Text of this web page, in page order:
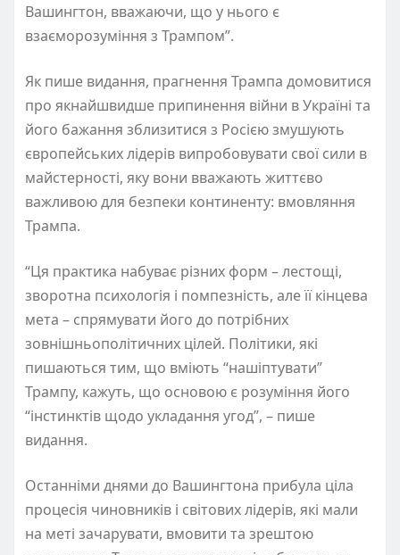
Вашингтон, вважаючи, що у нього є
взаєморозуміння з Трампом”.
Як пише видання, прагнення Трампа домовитися
про якнайшвидше припинення війни в Україні та
його бажання зблизитися з Росією змушують
європейських лідерів випробовувати свої сили в
майстерності, яку вони вважають життєво
важливою для безпеки континенту: вмовляння
Трампа.
“Ця практика набуває різних форм – лестощі,
зворотна психологія і помпезність, але її кінцева
мета – спрямувати його до потрібних
зовнішньополітичних цілей. Політики, які
пишаються тим, що вміють “нашіптувати”
Трампу, кажуть, що основою є розуміння його
“інстинктів щодо укладання угод”, – пише
видання.
Останніми днями до Вашингтона прибула ціла
процесія чиновників і світових лідерів, які мали
на меті зачарувати, вмовити та зрештою